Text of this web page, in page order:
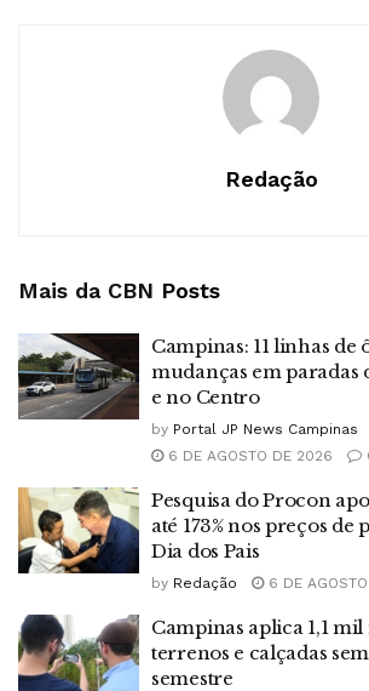
Redação
Mais da CBN Posts
Campinas: 11 linhas de
mudanças em paradas
e no Centro
by Portal JP News Campinas
6 DE AGOSTO DE 2026
Pesquisa do Procon
até 173% nos preços de
Dia dos Pais
by Redação 6 DE
Campinas aplica 1,1
terrenos e calçadas
semestre